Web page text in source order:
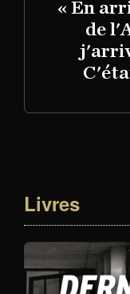
« En
de
Livres